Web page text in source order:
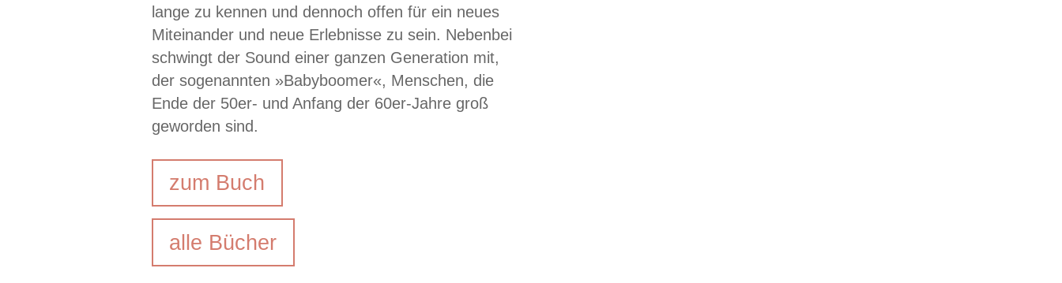
lange zu kennen und dennoch offen für ein neues
Miteinander und neue Erlebnisse zu sein. Nebenbei
schwingt der Sound einer ganzen Generation mit,
der sogenannten »Babyboomer«, Menschen, die
Ende der 50er- und Anfang der 60er-Jahre groß
geworden sind.
zum Buch
alle Bücher